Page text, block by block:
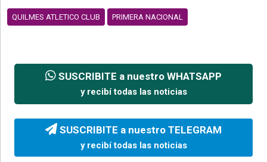
QUILMES ATLETICO CLUB PRIMERA NACIONAL
SUSCRIBITE a nuestro WHATSAPP
y recibí todas las noticias
SUSCRIBITE a nuestro TELEGRAM
y recibí todas las noticias